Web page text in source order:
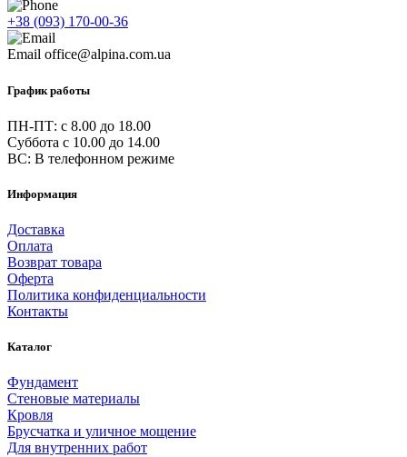
+38 (093) 170-00-36
Email office@alpina.com.ua
График работы
ПН-ПТ: c 8.00 до 18.00
Суббота с 10.00 до 14.00
ВС: В телефонном режиме
Информация
Доставка
Оплата
Возврат товара
Оферта
Политика конфиденциальности
Контакты
Каталог
Фундамент
Стеновые материалы
Кровля
Брусчатка и уличное мощение
Для внутренних работ